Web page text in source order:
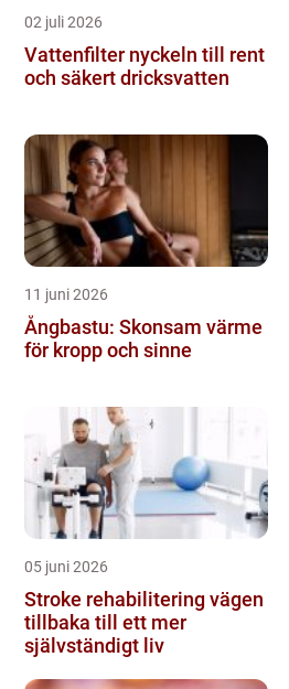
02 juli 2026
Vattenfilter nyckeln till rent
och säkert dricksvatten
11 juni 2026
Ångbastu: Skonsam värme
för kropp och sinne
05 juni 2026
Stroke rehabilitering vägen
tillbaka till ett mer
självständigt liv